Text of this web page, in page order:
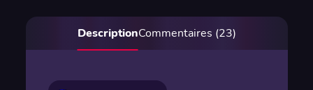
DescriptionCommentaires (23)